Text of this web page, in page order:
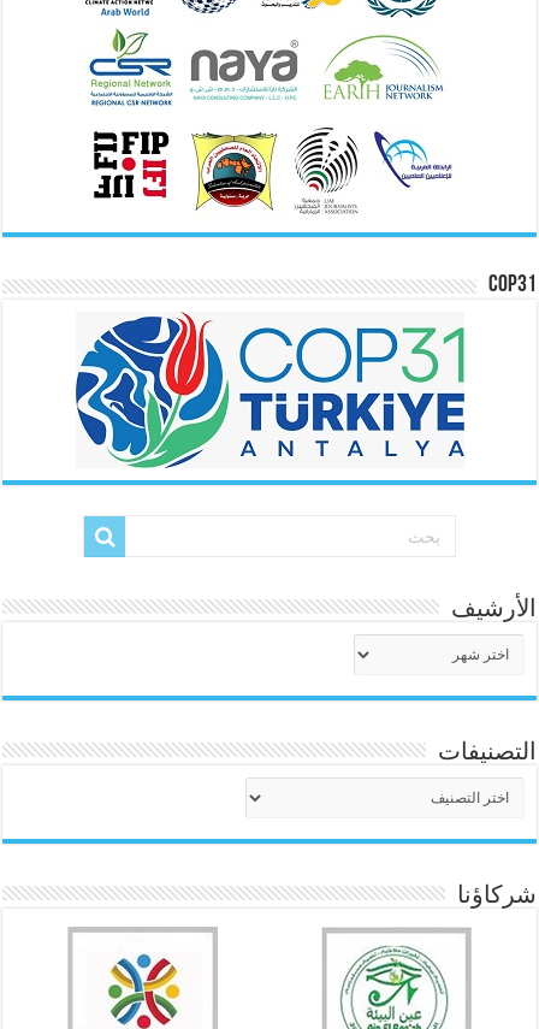
COP31
الأرشيف
التصنيفات
شركاؤنا